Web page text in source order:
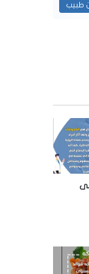
طبيب